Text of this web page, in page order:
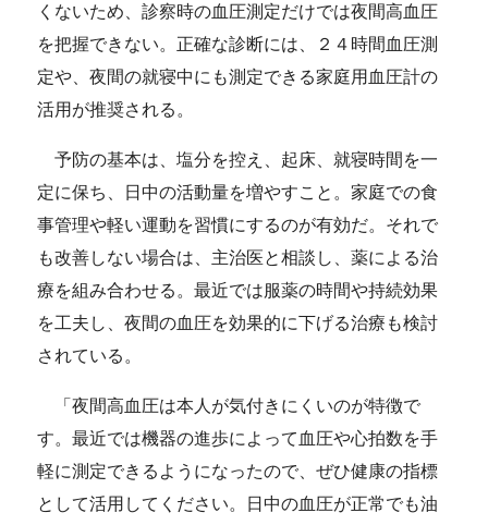
くないため、診察時の血圧測定だけでは夜間高血圧
を把握できない。正確な診断には、２４時間血圧測
定や、夜間の就寝中にも測定できる家庭用血圧計の
活用が推奨される。
予防の基本は、塩分を控え、起床、就寝時間を一
定に保ち、日中の活動量を増やすこと。家庭での食
事管理や軽い運動を習慣にするのが有効だ。それで
も改善しない場合は、主治医と相談し、薬による治
療を組み合わせる。最近では服薬の時間や持続効果
を工夫し、夜間の血圧を効果的に下げる治療も検討
されている。
「夜間高血圧は本人が気付きにくいのが特徴で
す。最近では機器の進歩によって血圧や心拍数を手
軽に測定できるようになったので、ぜひ健康の指標
として活用してください。日中の血圧が正常でも油